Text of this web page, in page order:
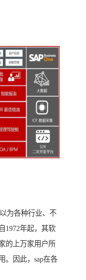
为各种行业、不
1972年起，其软
的上万家用户所
。因此，sap在各